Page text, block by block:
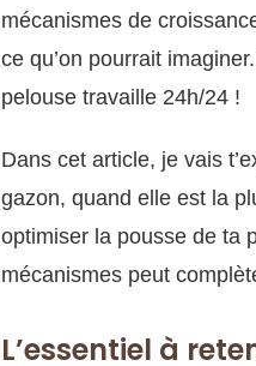
mécanismes de
ce qu’on pourrait
pelouse travaille 24h/24 !
Dans cet article, je vais
gazon, quand elle est la
optimiser la pousse de ta
mécanismes peut
L’essentiel à